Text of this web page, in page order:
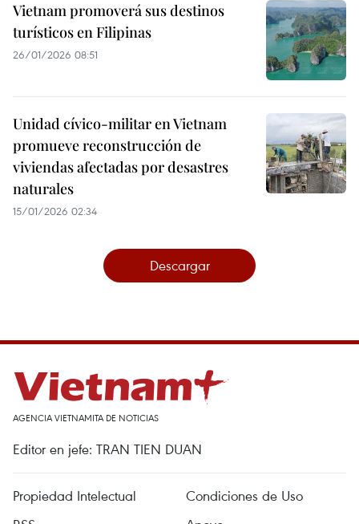
Vietnam promoverá sus destinos
turísticos en Filipinas
26/01/2026 08:51
Unidad cívico-militar en Vietnam
promueve reconstrucción de
viviendas afectadas por desastres
naturales
15/01/2026 02:34
Descargar
AGENCIA VIETNAMITA DE NOTICIAS
Editor en jefe: TRAN TIEN DUAN
Propiedad Intelectual
Condiciones de Uso